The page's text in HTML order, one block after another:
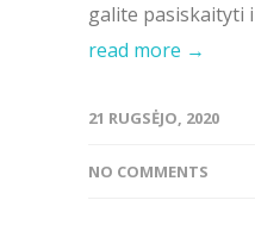
galite pasiskaityti
read more →
21 RUGSĖJO, 2020
NO COMMENTS